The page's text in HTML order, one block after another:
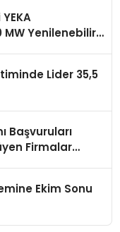
MW Yenilenebilir
Lider 35,5
Başvuruları
Firmalar
Ekim Sonu